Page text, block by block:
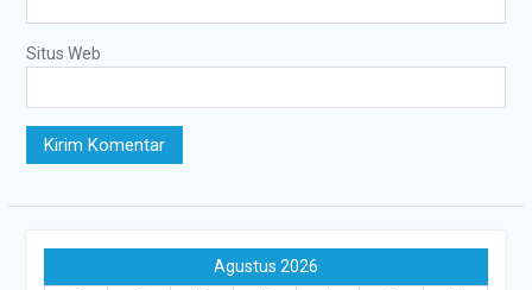
Situs Web
Agustus 2026